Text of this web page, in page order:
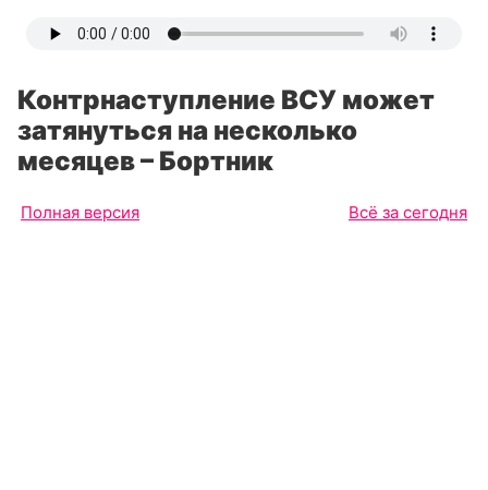
Контрнаступление ВСУ может
затянуться на несколько
месяцев – Бортник
Полная версия Всё за сегодня